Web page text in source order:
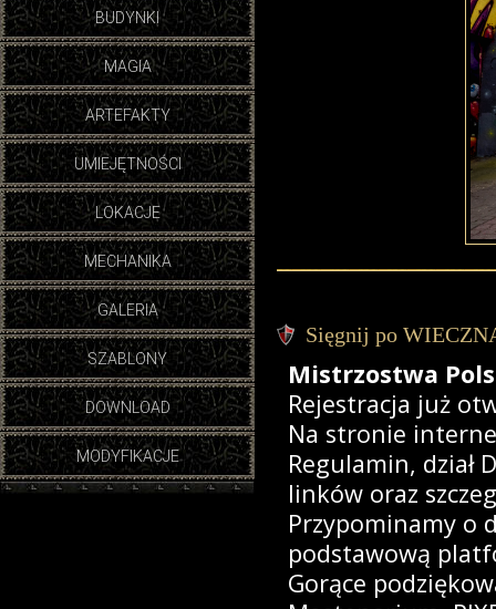
BUDYNKI
MAGIA
ARTEFAKTY
UMIEJĘTNOŚCI
LOKACJE
MECHANIKA
GALERIA
SZABLONY
DOWNLOAD
MODYFIKACJE
Sięgnij po
Mistrzostwa
Rejestracja już
Na stronie
Regulamin,
linków oraz
Przypominamy o
podstawową
Gorące